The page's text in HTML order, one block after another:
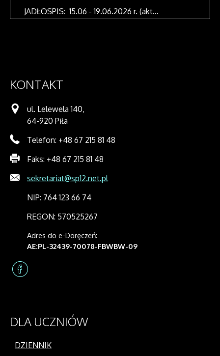
JADŁOSPIS: 15.06 - 19.06.2026 r. (akt...
KONTAKT
ul. Lelewela 140,
64-920 Piła
Telefon: +48 67 215 81 48
Faks: +48 67 215 81 48
sekretariat@sp12.net.pl
NIP: 764 123 66 74
REGON: 570525267
Adres do e-Doręczeń:
AE:PL-32439-70078-FBWBW-09
DLA UCZNIÓW
DZIENNIK